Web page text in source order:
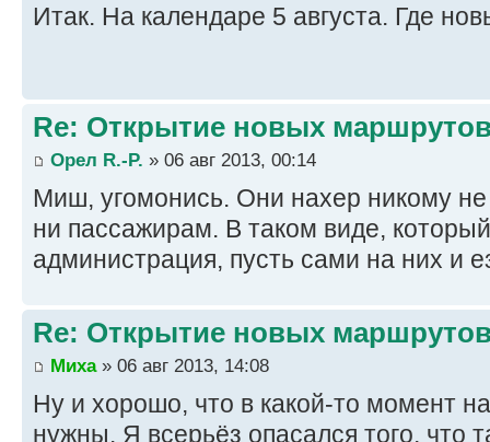
Итак. На календаре 5 августа. Где
Re: Открытие новых
Орел R.-P. » 06 авг 2013, 00:14
Миш, угомонись. Они нахер никому
ни пассажирам. В таком виде,
администрация, пусть сами на них и
Re: Открытие новых
Миха» 06 авг 2013, 14:08
Ну и хорошо, что в какой-то момент
нужны. Я всерьёз опасался того, что